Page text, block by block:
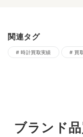
関連タグ
時計買取実績 買
ブランド